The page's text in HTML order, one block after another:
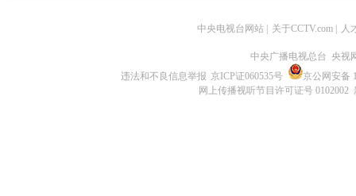
中央电视台网站 关于CCTV.com 人
中央广播电视总台 央视
违法和不良信息举报 京ICP证060535号
京公网安备
网上传播视听节目许可证号 0102002